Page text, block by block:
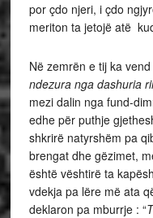
por çdo njeri, i çdo
meriton ta jetojë atë
Në zemrën e tij ka
ndezura nga dashuria
mezi dalin nga fund-
edhe për puthje
shkrirë natyrshëm pa
brengat dhe gëzimet,
është vështirë ta
vdekja pa lëre më ata
deklaron pa mburrje : “